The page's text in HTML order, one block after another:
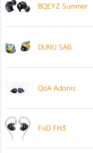
BQEYZ Summer
DUNU SA6
QoA Adonis
FiiO FH3